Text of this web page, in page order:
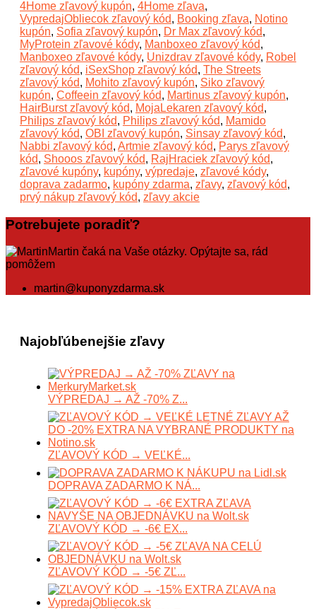
4Home zľavový kupón, 4Home zľava,
VypredajObliecok zľavový kód, Booking zľava, Notino
kupón, Sofia zľavový kupón, Dr Max zľavový kód,
MyProtein zľavové kódy, Manboxeo zľavový kód,
Manboxeo zľavové kódy, Unizdrav zľavové kódy, Robel
zľavový kód, iSexShop zľavový kód, The Streets
zľavový kód, Mohito zľavový kupón, Siko zľavový
kupón, Coffeein zľavový kód, Martinus zľavový kupón,
HairBurst zľavový kód, MojaLekaren zľavový kód,
Philips zľavový kód, Philips zľavový kód, Mamido
zľavový kód, OBI zľavový kupón, Sinsay zľavový kód,
Nabbi zľavový kód, Artmie zľavový kód, Parys zľavový
kód, Shooos zľavový kód, RajHraciek zľavový kód,
zľavové kupóny, kupóny, výpredaje, zľavové kódy,
doprava zadarmo, kupóny zdarma, zľavy, zľavový kód,
prvý nákup zľavový kód, zľavy akcie
Potrebujete poradiť?
Martin čaká na Vaše otázky. Opýtajte sa, rád
pomôžem
martin@kuponyzdarma.sk
Najobľúbenejšie zľavy
VÝPREDAJ → AŽ -70% Z...
ZĽAVOVÝ KÓD → VEĽKÉ...
DOPRAVA ZADARMO K NÁ...
ZĽAVOVÝ KÓD → -6€ EX...
ZĽAVOVÝ KÓD → -5€ ZĽ...